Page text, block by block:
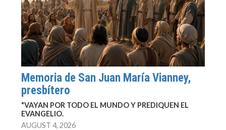
Memoria de San Juan María Vianney,
presbítero
"VAYAN POR TODO EL MUNDO Y PREDIQUEN EL
EVANGELIO.
AUGUST 4, 2026